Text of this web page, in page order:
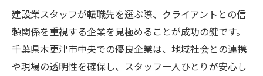
建設業スタッフが転職先を選ぶ際、クライアントとの信
頼関係を重視する企業を見極めることが成功の鍵です。
千葉県木更津市中央での優良企業は、地域社会との連携
や現場の透明性を確保し、スタッフ一人ひとりが安心し